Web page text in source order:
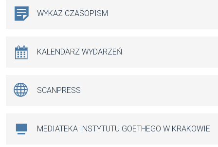
WYKAZ CZASOPISM
KALENDARZ WYDARZEŃ
SCANPRESS
MEDIATEKA INSTYTUTU GOETHEGO W KRAKOWIE